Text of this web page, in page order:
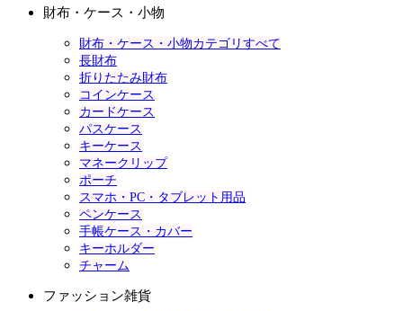
財布・ケース・小物
財布・ケース・小物カテゴリすべて
長財布
折りたたみ財布
コインケース
カードケース
パスケース
キーケース
マネークリップ
ポーチ
スマホ・PC・タブレット用品
ペンケース
手帳ケース・カバー
キーホルダー
チャーム
ファッション雑貨